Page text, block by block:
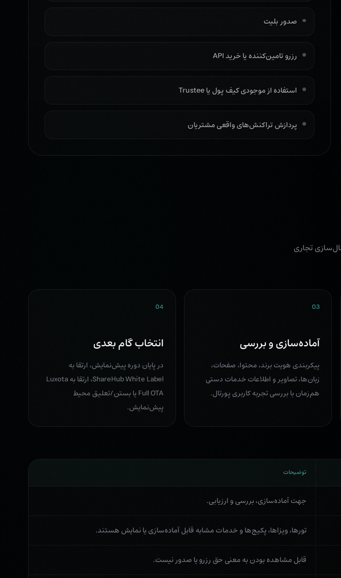
صدور بلیت
رزرو تامین‌کننده یا خرید API
استفاده از موجودی کیف پول یا Trustee
پردازش تراکنش‌های واقعی مشتریان
فعال‌سازی تجاری
03
آماده‌سازی و بررسی
پیکربندی هویت برند، محتوا، صفحات،
زبان‌ها، تصاویر و اطلاعات خدمات دستی
هم‌زمان با بررسی تجربه کاربری پورتال.
04
انتخاب گام بعدی
در پایان دوره پیش‌نمایش، ارتقا به
ShareHub White Label، ارتقا به Luxota
Full OTA یا بستن/تعلیق محیط
پیش‌نمایش.
توضیحات
جهت آماده‌سازی، بررسی و ارزیابی.
تورها، ویزاها، پکیج‌ها و خدمات مشابه قابل آماده‌سازی یا نمایش هستند.
قابل مشاهده بودن به معنی حق رزرو یا صدور نیست.